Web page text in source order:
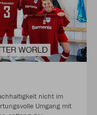
nicht im
Umgang mit